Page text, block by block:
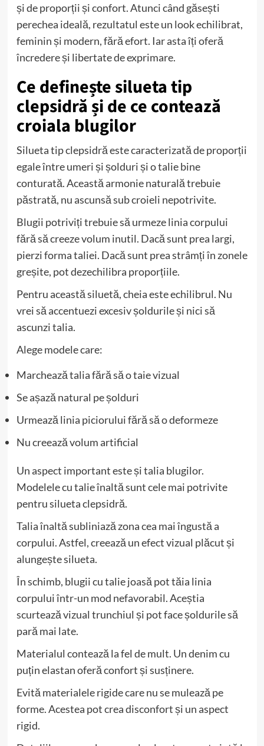
și de proporții și confort. Atunci când găsești
perechea ideală, rezultatul este un look echilibrat,
feminin și modern, fără efort. Iar asta îți oferă
încredere și libertate de exprimare.
Ce definește silueta tip
clepsidră și de ce contează
croiala blugilor
Silueta tip clepsidră este caracterizată de proporții
egale între umeri și șolduri și o talie bine
conturată. Această armonie naturală trebuie
păstrată, nu ascunsă sub croieli nepotrivite.
Blugii potriviți trebuie să urmeze linia corpului
fără să creeze volum inutil. Dacă sunt prea largi,
pierzi forma taliei. Dacă sunt prea strâmți în zonele
greșite, pot dezechilibra proporțiile.
Pentru această siluetă, cheia este echilibrul. Nu
vrei să accentuezi excesiv șoldurile și nici să
ascunzi talia.
Alege modele care:
Marchează talia fără să o taie vizual
Se așază natural pe șolduri
Urmează linia piciorului fără să o deformeze
Nu creează volum artificial
Un aspect important este și talia blugilor.
Modelele cu talie înaltă sunt cele mai potrivite
pentru silueta clepsidră.
Talia înaltă subliniază zona cea mai îngustă a
corpului. Astfel, creează un efect vizual plăcut și
alungește silueta.
În schimb, blugii cu talie joasă pot tăia linia
corpului într-un mod nefavorabil. Aceștia
scurtează vizual trunchiul și pot face șoldurile să
pară mai late.
Materialul contează la fel de mult. Un denim cu
puțin elastan oferă confort și susținere.
Evită materialele rigide care nu se mulează pe
forme. Acestea pot crea disconfort și un aspect
rigid.